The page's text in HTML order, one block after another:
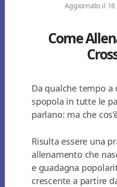
Aggiornato il
Come
Da qualche tempo a
spopola in tutte le
parlano: ma che
Risulta essere una
allenamento che
e guadagna
crescente a partire